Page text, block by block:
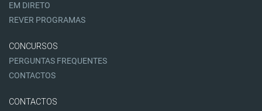
EM DIRETO
REVER PROGRAMAS
CONCURSOS
PERGUNTAS FREQUENTES
CONTACTOS
CONTACTOS